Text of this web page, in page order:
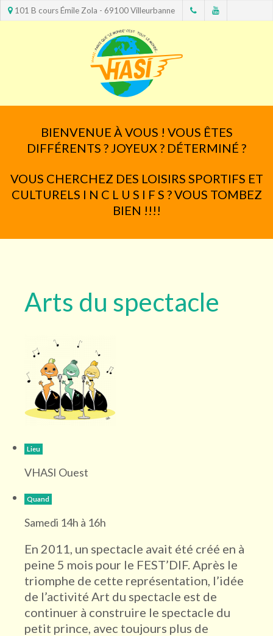
101 B cours Émile Zola - 69100 Villeurbanne
BIENVENUE À VOUS ! VOUS ÊTES
DIFFÉRENTS ? JOYEUX ? DÉTERMINÉ ?
VOUS CHERCHEZ DES LOISIRS SPORTIFS ET
CULTURELS I N C L U S I F S ? VOUS TOMBEZ
BIEN !!!!
Arts du spectacle
Lieu
VHASI Ouest
Quand
Samedi 14h à 16h
En 2011, un spectacle avait été créé en à
peine 5 mois pour le FEST’DIF. Après le
triomphe de cette représentation, l’idée
de l’activité Art du spectacle est de
continuer à construire le spectacle du
petit prince, avec toujours plus de